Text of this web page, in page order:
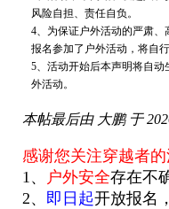
风险自担、责任自负。
4、为保证户外活动的严肃
报名参加了户外活动，将自
5、活动开始后本声明将自
外活动。
本帖最后由 大鹏 于
感谢您关注穿越者
1 、 户外安全存在不
2、 即日起开放报名